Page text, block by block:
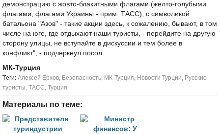
демонстрацию с жовто-блакитными флагами (желто-голубыми
флагами, флагами Украины - прим. ТАСС), с символикой
батальона "Азов" - такие акции здесь, к сожалению, бывают, в том
числе на юге, где отдыхают наши туристы, - перейдите на другую
сторону улицы, не вступайте в дискуссии и тем более в
конфликт", - подчеркнул посол.
МК-Турция
Tеги: Алексей Ерхов, Безопасность, МК-Турция, Новости Турции, Русские
туристы, ТАСС, Турция
Материалы по теме: